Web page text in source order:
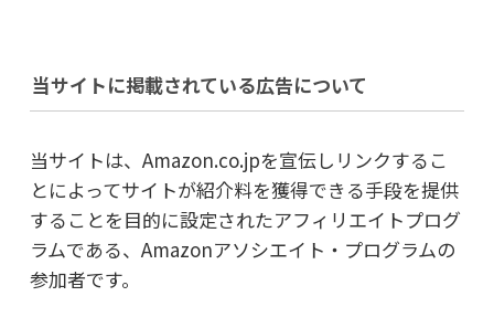
当サイトに掲載されている広告について
当サイトは、Amazon.co.jpを宣伝しリンクするこ
とによってサイトが紹介料を獲得できる手段を提供
することを目的に設定されたアフィリエイトプログ
ラムである、Amazonアソシエイト・プログラムの
参加者です。